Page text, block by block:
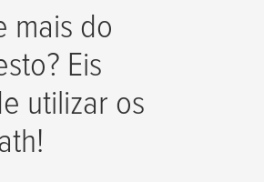
mais do
Eis
utilizar os